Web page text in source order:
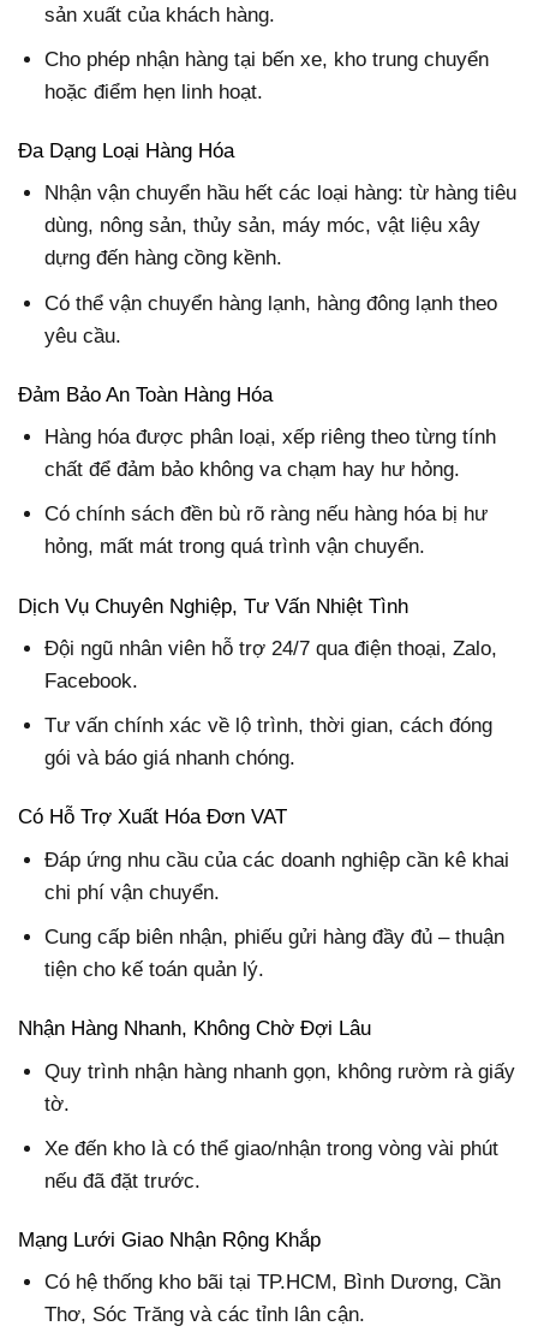
sản xuất của khách hàng.
Cho phép nhận hàng tại bến xe, kho trung chuyển
hoặc điểm hẹn linh hoạt.
Đa Dạng Loại Hàng Hóa
Nhận vận chuyển hầu hết các loại hàng: từ hàng tiêu
dùng, nông sản, thủy sản, máy móc, vật liệu xây
dựng đến hàng cồng kềnh.
Có thể vận chuyển hàng lạnh, hàng đông lạnh theo
yêu cầu.
Đảm Bảo An Toàn Hàng Hóa
Hàng hóa được phân loại, xếp riêng theo từng tính
chất để đảm bảo không va chạm hay hư hỏng.
Có chính sách đền bù rõ ràng nếu hàng hóa bị hư
hỏng, mất mát trong quá trình vận chuyển.
Dịch Vụ Chuyên Nghiệp, Tư Vấn Nhiệt Tình
Đội ngũ nhân viên hỗ trợ 24/7 qua điện thoại, Zalo,
Facebook.
Tư vấn chính xác về lộ trình, thời gian, cách đóng
gói và báo giá nhanh chóng.
Có Hỗ Trợ Xuất Hóa Đơn VAT
Đáp ứng nhu cầu của các doanh nghiệp cần kê khai
chi phí vận chuyển.
Cung cấp biên nhận, phiếu gửi hàng đầy đủ – thuận
tiện cho kế toán quản lý.
Nhận Hàng Nhanh, Không Chờ Đợi Lâu
Quy trình nhận hàng nhanh gọn, không rườm rà giấy
tờ.
Xe đến kho là có thể giao/nhận trong vòng vài phút
nếu đã đặt trước.
Mạng Lưới Giao Nhận Rộng Khắp
Có hệ thống kho bãi tại TP.HCM, Bình Dương, Cần
Thơ, Sóc Trăng và các tỉnh lân cận.